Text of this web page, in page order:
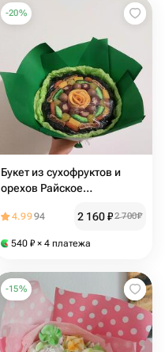
-20%
Букет из сухофруктов и
орехов Райское
4.9994 2 160₽2 700₽
540 ₽ × 4 платежа
-15%